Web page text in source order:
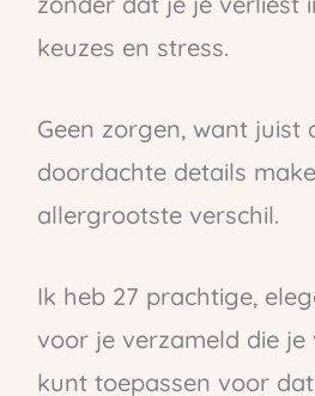
keuzes en stress.
Geen zorgen, want juist
doordachte details
allergrootste verschil.
Ik heb 27 prachtige,
voor je verzameld die
kunt toepassen voor dat